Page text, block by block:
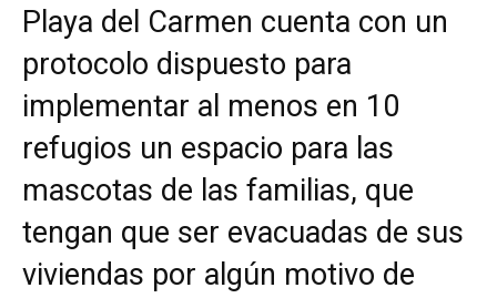
Playa del Carmen cuenta con un
protocolo dispuesto para
implementar al menos en 10
refugios un espacio para las
mascotas de las familias, que
tengan que ser evacuadas de sus
viviendas por algún motivo de